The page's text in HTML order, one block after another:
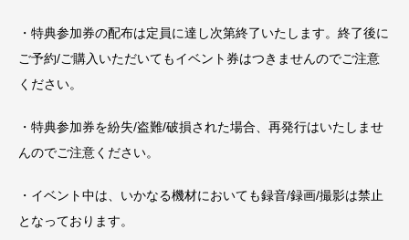
・特典参加券の配布は定員に達し次第終了いたします。終了後に
ご予約/ご購入いただいてもイベント券はつきませんのでご注意
ください。
・特典参加券を紛失/盗難/破損された場合、再発行はいたしませ
んのでご注意ください。
・イベント中は、いかなる機材においても録音/録画/撮影は禁止
となっております。